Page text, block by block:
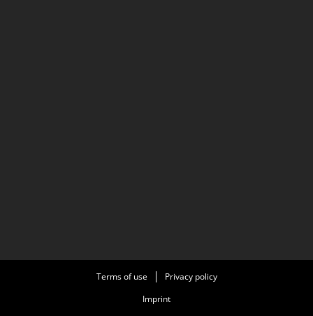
Terms of use
Privacy policy
Imprint